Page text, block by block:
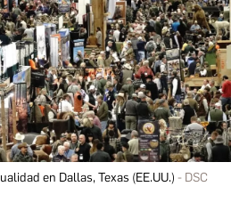
en Dallas, Texas (EE.UU.) DSC